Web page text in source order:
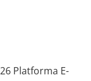
Platforma E-